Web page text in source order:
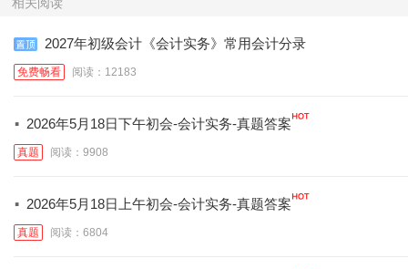
相关阅读
2027年初级会计《会计实务》常用会计分录
免费畅看 阅读：12183
· 2026年5月18日下午初会-会计实务-真题答案
真题 阅读：9908
· 2026年5月18日上午初会-会计实务-真题答案
真题 阅读：6804